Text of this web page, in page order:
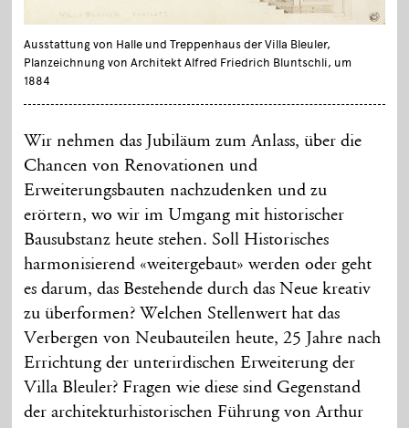
Ausstattung von Halle und Treppenhaus der Villa Bleuler,
Planzeichnung von Architekt Alfred Friedrich Bluntschli, um
1884
Wir nehmen das Jubiläum zum Anlass, über die
Chancen von Renovationen und
Erweiterungsbauten nachzudenken und zu
erörtern, wo wir im Umgang mit historischer
Bausubstanz heute stehen. Soll Historisches
harmonisierend «weitergebaut» werden oder geht
es darum, das Bestehende durch das Neue kreativ
zu überformen? Welchen Stellenwert hat das
Verbergen von Neubauteilen heute, 25 Jahre nach
Errichtung der unterirdischen Erweiterung der
Villa Bleuler? Fragen wie diese sind Gegenstand
der architekturhistorischen Führung von Arthur